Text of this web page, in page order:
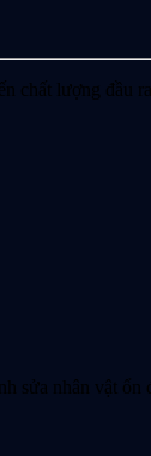
chất lượng đầu ra
nhân vật ổn